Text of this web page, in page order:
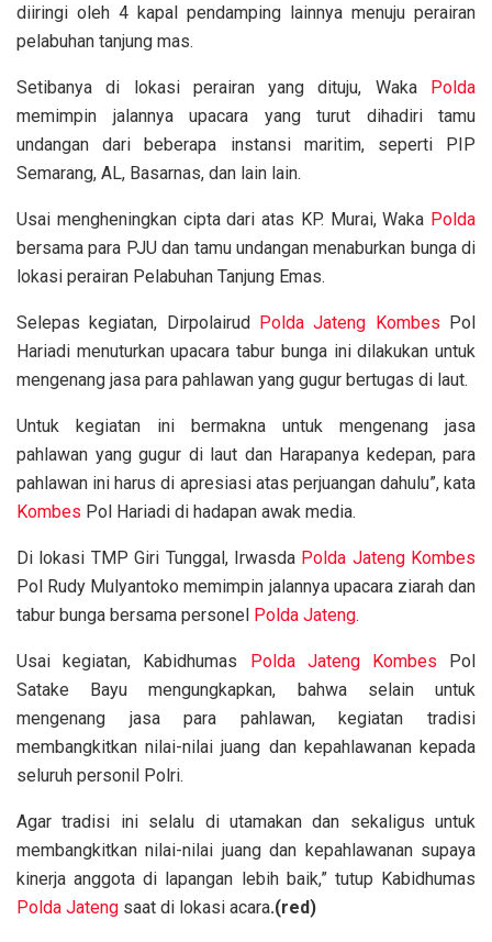
diiringi oleh 4 kapal pendamping lainnya menuju perairan
pelabuhan tanjung mas.
Setibanya di lokasi perairan yang dituju, Waka Polda
memimpin jalannya upacara yang turut dihadiri tamu
undangan dari beberapa instansi maritim, seperti PIP
Semarang, AL, Basarnas, dan lain lain.
Usai mengheningkan cipta dari atas KP. Murai, Waka Polda
bersama para PJU dan tamu undangan menaburkan bunga di
lokasi perairan Pelabuhan Tanjung Emas.
Selepas kegiatan, Dirpolairud Polda Jateng Kombes Pol
Hariadi menuturkan upacara tabur bunga ini dilakukan untuk
mengenang jasa para pahlawan yang gugur bertugas di laut.
Untuk kegiatan ini bermakna untuk mengenang jasa
pahlawan yang gugur di laut dan Harapanya kedepan, para
pahlawan ini harus di apresiasi atas perjuangan dahulu”, kata
Kombes Pol Hariadi di hadapan awak media.
Di lokasi TMP Giri Tunggal, Irwasda Polda Jateng Kombes
Pol Rudy Mulyantoko memimpin jalannya upacara ziarah dan
tabur bunga bersama personel Polda Jateng.
Usai kegiatan, Kabidhumas Polda Jateng Kombes Pol
Satake Bayu mengungkapkan, bahwa selain untuk
mengenang jasa para pahlawan, kegiatan tradisi
membangkitkan nilai-nilai juang dan kepahlawanan kepada
seluruh personil Polri.
Agar tradisi ini selalu di utamakan dan sekaligus untuk
membangkitkan nilai-nilai juang dan kepahlawanan supaya
kinerja anggota di lapangan lebih baik,” tutup Kabidhumas
Polda Jateng saat di lokasi acara.(red)